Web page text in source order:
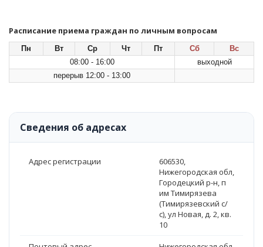
Расписание приема граждан по личным вопросам
Пн Вт Ср Чт Пт Сб
Вс
08:00 - 16:00
выходной
перерыв 12:00 - 13:00
Сведения об адресах
Адрес регистрации
606530,
Нижегородская обл,
Городецкий р-н, п
им Тимирязева
(Тимирязевский с/
с), ул Новая, д. 2, кв.
10